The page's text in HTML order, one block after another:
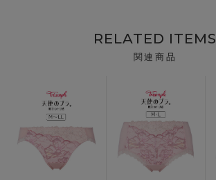
RELATED ITEMS
関連商品